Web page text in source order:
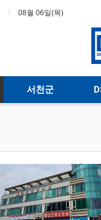
08월 06일(목)
서천군